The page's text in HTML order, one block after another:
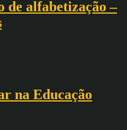
de alfabetização –
na Educação